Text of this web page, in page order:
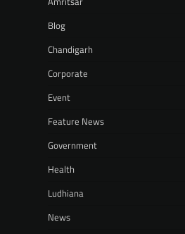
Blog
Chandigarh
Corporate
Event
Feature News
Government
Health
Ludhiana
News